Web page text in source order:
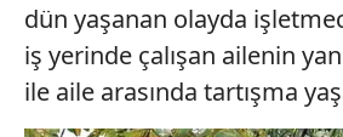
dün yaşanan olayda
iş yerinde çalışan ailenin
ile aile arasında tartışma